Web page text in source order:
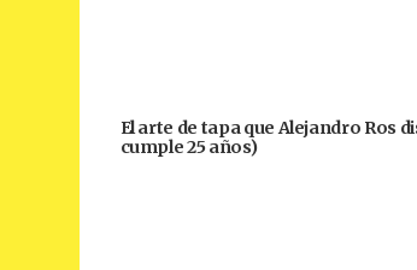
El arte de tapa que Alejandro Ros
cumple 25 años)